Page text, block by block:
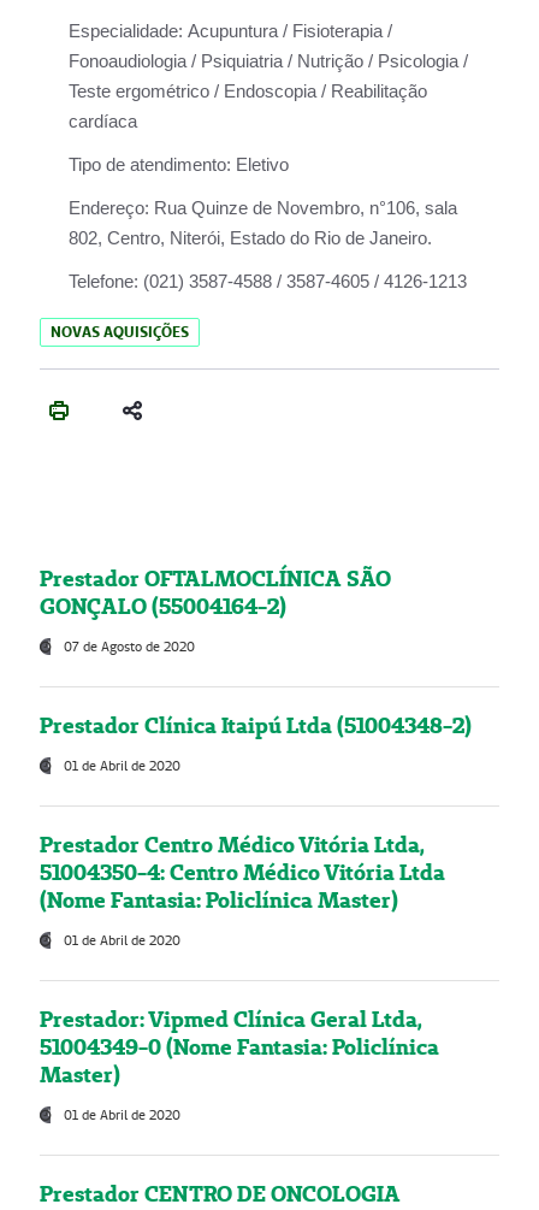
Especialidade: Acupuntura / Fisioterapia /
Fonoaudiologia / Psiquiatria / Nutrição / Psicologia /
Teste ergométrico / Endoscopia / Reabilitação
cardíaca
Tipo de atendimento: Eletivo
Endereço: Rua Quinze de Novembro, n°106, sala
802, Centro, Niterói, Estado do Rio de Janeiro.
Telefone: (021) 3587-4588 / 3587-4605 / 4126-1213
NOVAS AQUISIÇÕES
Prestador OFTALMOCLÍNICA SÃO
GONÇALO (55004164-2)
07 de Agosto de 2020
Prestador Clínica Itaipú Ltda (51004348-2)
01 de Abril de 2020
Prestador Centro Médico Vitória Ltda,
51004350-4: Centro Médico Vitória Ltda
(Nome Fantasia: Policlínica Master)
01 de Abril de 2020
Prestador: Vipmed Clínica Geral Ltda,
51004349-0 (Nome Fantasia: Policlínica
Master)
01 de Abril de 2020
Prestador CENTRO DE ONCOLOGIA